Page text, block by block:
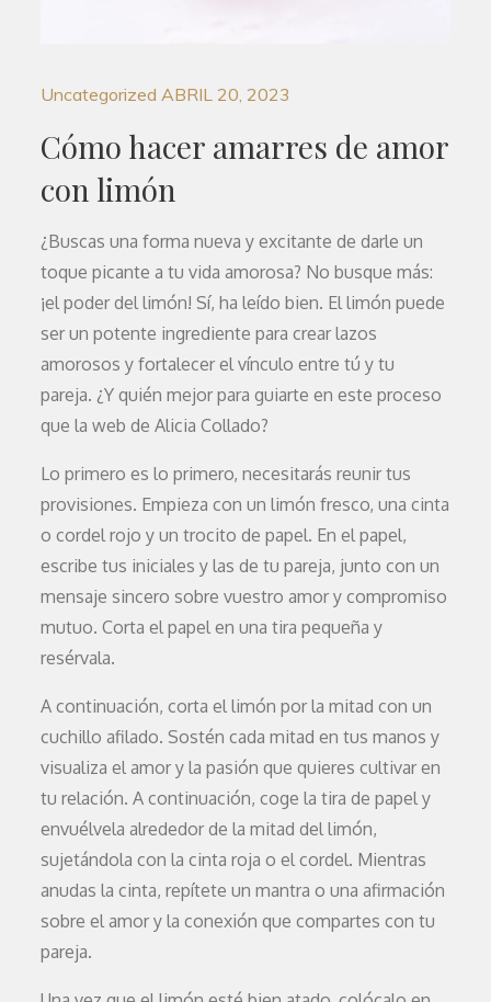
Uncategorized ABRIL 20, 2023
Cómo hacer amarres de amor
con limón
¿Buscas una forma nueva y excitante de darle un
toque picante a tu vida amorosa? No busque más:
¡el poder del limón! Sí, ha leído bien. El limón puede
ser un potente ingrediente para crear lazos
amorosos y fortalecer el vínculo entre tú y tu
pareja. ¿Y quién mejor para guiarte en este proceso
que la web de Alicia Collado?
Lo primero es lo primero, necesitarás reunir tus
provisiones. Empieza con un limón fresco, una cinta
o cordel rojo y un trocito de papel. En el papel,
escribe tus iniciales y las de tu pareja, junto con un
mensaje sincero sobre vuestro amor y compromiso
mutuo. Corta el papel en una tira pequeña y
resérvala.
A continuación, corta el limón por la mitad con un
cuchillo afilado. Sostén cada mitad en tus manos y
visualiza el amor y la pasión que quieres cultivar en
tu relación. A continuación, coge la tira de papel y
envuélvela alrededor de la mitad del limón,
sujetándola con la cinta roja o el cordel. Mientras
anudas la cinta, repítete un mantra o una afirmación
sobre el amor y la conexión que compartes con tu
pareja.